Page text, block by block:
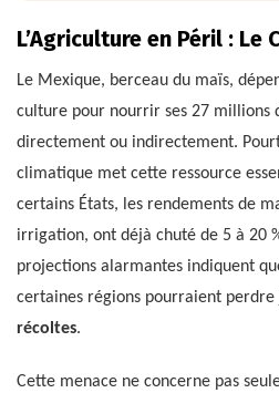
L’Agriculture en Péril : Le
Le Mexique, berceau du maïs,
culture pour nourrir ses 27 millions
directement ou indirectement.
climatique met cette ressource
certains États, les rendements de
irrigation, ont déjà chuté de 5 à 20
projections alarmantes indiquent
certaines régions pourraient perdre
récoltes.
Cette menace ne concerne pas